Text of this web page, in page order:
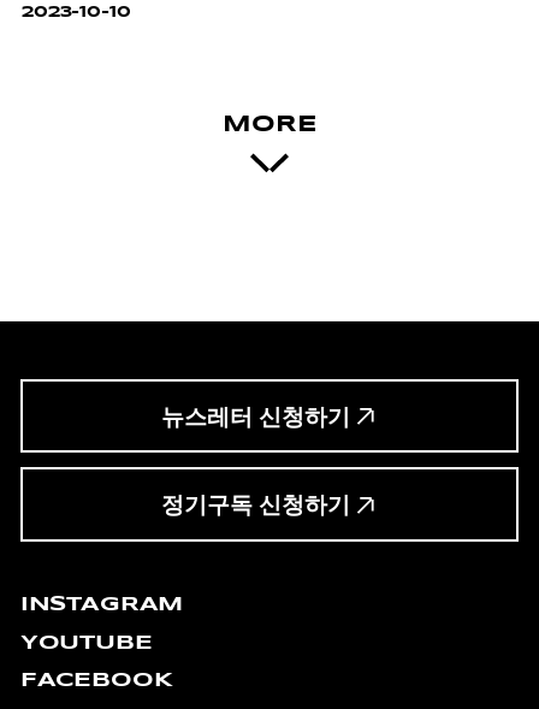
2023-10-10
MORE
뉴스레터 신청하기
정기구독 신청하기
INSTAGRAM
YOUTUBE
FACEBOOK